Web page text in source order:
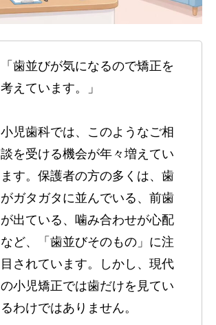
「歯並びが気になるので矯正を
考えています。」
小児歯科では、このようなご相
談を受ける機会が年々増えてい
ます。保護者の方の多くは、歯
がガタガタに並んでいる、前歯
が出ている、噛み合わせが心配
など、「歯並びそのもの」に注
目されています。しかし、現代
の小児矯正では歯だけを見てい
るわけではありません。